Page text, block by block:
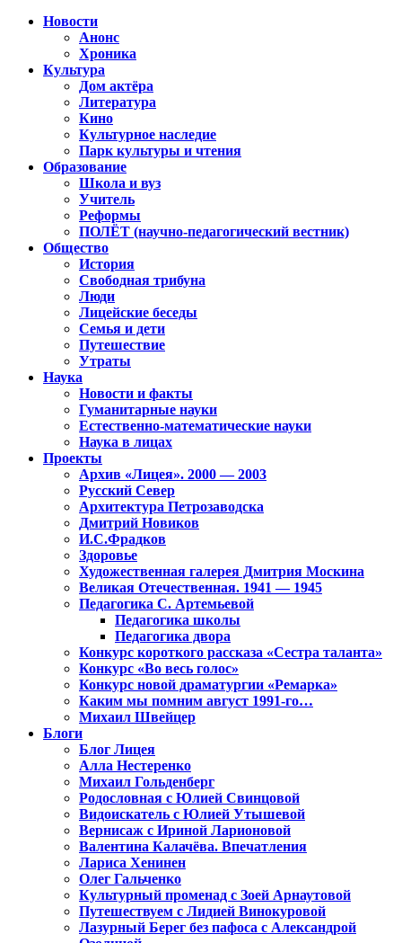
Новости
Анонс
Хроника
Культура
Дом актёра
Литература
Кино
Культурное наследие
Парк культуры и чтения
Образование
Школа и вуз
Учитель
Реформы
ПОЛЁТ (научно-педагогический вестник)
Общество
История
Свободная трибуна
Люди
Лицейские беседы
Семья и дети
Путешествие
Утраты
Наука
Новости и факты
Гуманитарные науки
Естественно-математические науки
Наука в лицах
Проекты
Архив «Лицея». 2000 — 2003
Русский Север
Архитектура Петрозаводска
Дмитрий Новиков
И.С.Фрадков
Здоровье
Художественная галерея Дмитрия Москина
Великая Отечественная. 1941 — 1945
Педагогика С. Артемьевой
Педагогика школы
Педагогика двора
Конкурс короткого рассказа «Сестра таланта»
Конкурс «Во весь голос»
Конкурс новой драматургии «Ремарка»
Каким мы помним август 1991-го…
Михаил Швейцер
Блоги
Блог Лицея
Алла Нестеренко
Михаил Гольденберг
Родословная с Юлией Свинцовой
Видоискатель с Юлией Утышевой
Вернисаж с Ириной Ларионовой
Валентина Калачёва. Впечатления
Лариса Хенинен
Олег Гальченко
Культурный променад с Зоей Арнаутовой
Путешествуем с Лидией Винокуровой
Лазурный Берег без пафоса с Александрой